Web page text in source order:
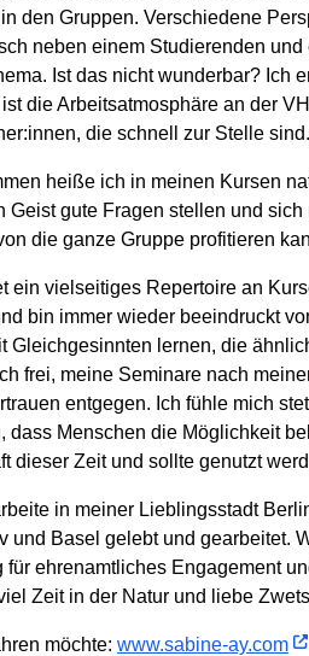
den Gruppen. Verschiedene
neben einem Studierenden
Ist das nicht wunderbar? Ich
die Arbeitsatmosphäre an der
die schnell zur Stelle sind.
heiße ich in meinen Kursen
Geist gute Fragen stellen und
die ganze Gruppe profitieren
ein vielseitiges Repertoire an
bin immer wieder beeindruckt
Gleichgesinnten lernen, die
frei, meine Seminare nach
entgegen. Ich fühle mich
dass Menschen die Möglichkeit
dieser Zeit und sollte genutzt
in meiner Lieblingsstadt
und Basel gelebt und gearbeitet.
ehrenamtliches Engagement
Zeit in der Natur und liebe
möchte: www.sabine-ay.com